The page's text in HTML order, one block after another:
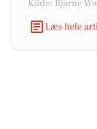
Kilde: Bjarne
Læs hele